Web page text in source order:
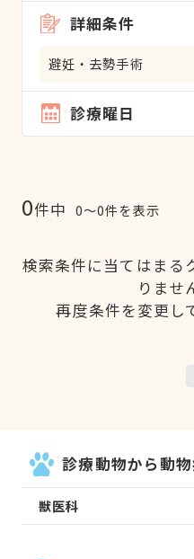
詳細条件
避妊・去勢手術
診療曜日
0件中 0〜0件を表示
検索条件に当てはまる
りませ
再度条件を変更し
診療動物から動
獣医科